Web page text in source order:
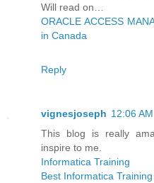
Will read on…
ORACLE ACCESS
in Canada
Reply
vignesjoseph 12:06 AM
This blog is really
inspire to me.
Informatica Training
Best Informatica